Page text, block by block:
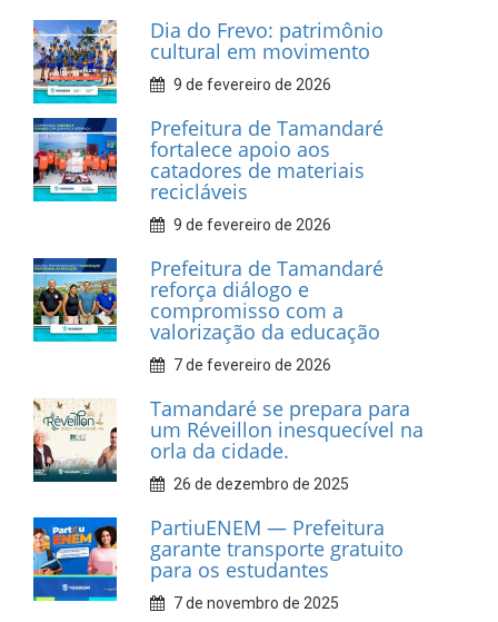
INFORMATIVOS
Prefeitura de Tamandaré
realiza entrega de placas à
Associação dos Taxistas Rota
Car Service
10 de fevereiro de 2026
Dia do Frevo: patrimônio
cultural em movimento
9 de fevereiro de 2026
Prefeitura de Tamandaré
fortalece apoio aos
catadores de materiais
recicláveis
9 de fevereiro de 2026